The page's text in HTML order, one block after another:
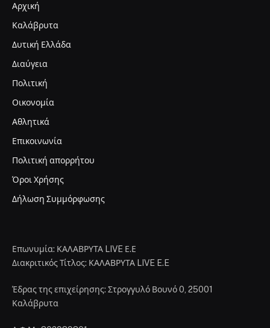
Αρχική
Καλάβρυτα
Δυτική Ελλάδα
Διαύγεια
Πολιτική
Οικονομία
Αθλητικά
Επικοινωνία
Πολιτική απορρήτου
Όροι Χρήσης
Δήλωση Συμμόρφωσης
Επωνυμία: ΚΑΛΑΒΡΥΤΑ LIVE Ε.Ε
Διακριτικός Τίτλος: ΚΑΛΑΒΡΥΤΑ LIVE E.E
Έδρας της επιχείρησης: Στρογγυλό Βουνό 0, 25001
Καλάβρυτα